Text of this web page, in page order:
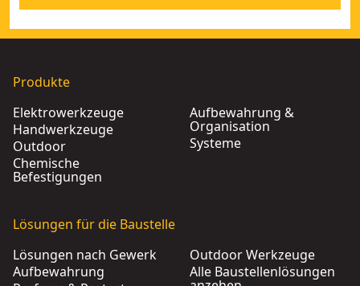
Produkte
Elektrowerkzeuge
Handwerkzeuge
Outdoor
Chemische
Befestigungen
Aufbewahrung &
Organisation
Systeme
Lösungen für die Baustelle
Lösungen nach Gewerk
Aufbewahrung
Outdoor Werkzeuge
Alle Baustellenlösungen